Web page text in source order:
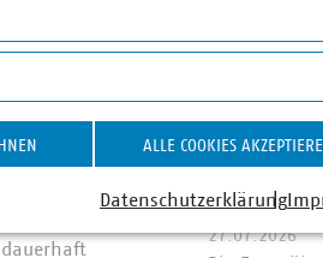
Kuzmin/stock.adobe.com
EU ETS und
zur
27.07.2026
ALLE COOKIES
Datenschutzerklärung